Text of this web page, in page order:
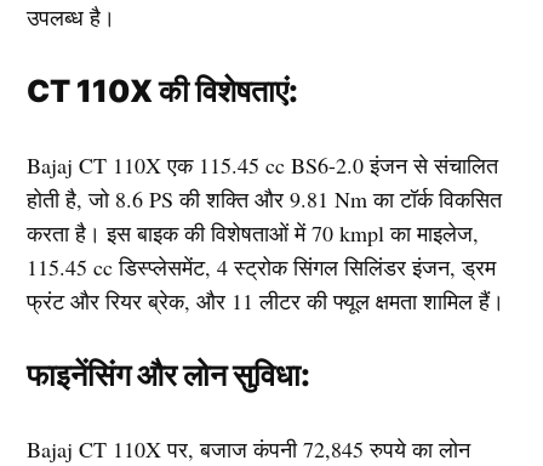
उपलब्ध है।
CT 110X की विशेषताएं:
Bajaj CT 110X एक 115.45 cc BS6-2.0 इंजन से संचालित
होती है, जो 8.6 PS की शक्ति और 9.81 Nm का टॉर्क विकसित
करता है। इस बाइक की विशेषताओं में 70 kmpl का माइलेज,
115.45 cc डिस्प्लेसमेंट, 4 स्ट्रोक सिंगल सिलिंडर इंजन, ड्रम
फ्रंट और रियर ब्रेक, और 11 लीटर की फ्यूल क्षमता शामिल हैं।
फाइनेंसिंग और लोन सुविधा:
Bajaj CT 110X पर, बजाज कंपनी 72,845 रुपये का लोन